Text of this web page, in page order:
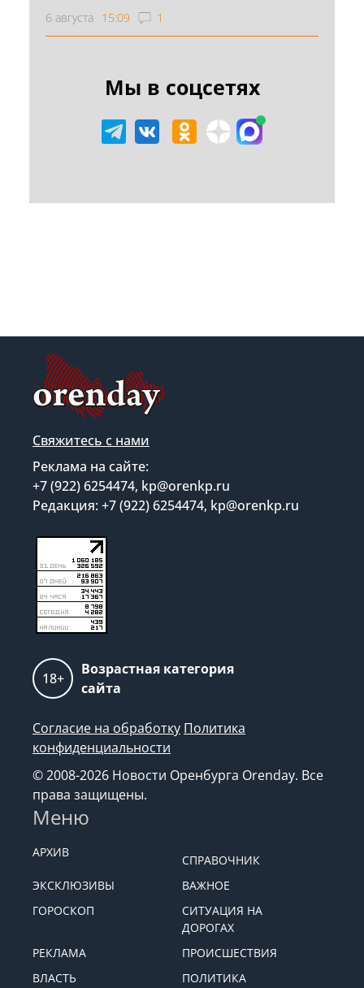
6 августа 15:09 1
Мы в соцсетях
Свяжитесь с нами
Реклама на сайте:
+7 (922) 6254474, kp@orenkp.ru
Редакция: +7 (922) 6254474, kp@orenkp.ru
18+
Возрастная категория
сайта
Согласие на обработку Политика
конфиденциальности
© 2008-2026 Новости Оренбурга Orenday. Все
права защищены.
Меню
АРХИВ
СПРАВОЧНИК
ЭКСКЛЮЗИВЫ
ВАЖНОЕ
ГОРОСКОП
СИТУАЦИЯ НА
ДОРОГАХ
РЕКЛАМА
ПРОИСШЕСТВИЯ
ВЛАСТЬ
ПОЛИТИКА